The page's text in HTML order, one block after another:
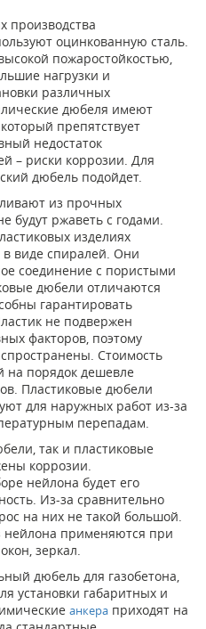
производства
оцинкованную сталь.
пожаростойкостью,
нагрузки и
различных
дюбеля имеют
препятствует
недостаток
– риски коррозии. Для
дюбель подойдет.
из прочных
будут ржаветь с годами.
изделиях
виде спиралей. Они
соединение с пористыми
дюбели отличаются
гарантировать
не подвержен
факторов, поэтому
Стоимость
на порядок дешевле
Пластиковые дюбели
для наружных работ из-за
перепадам.
так и пластиковые
коррозии.
нейлона будет его
Из-за сравнительно
на них не такой большой.
применяются при
зеркал.
дюбель для газобетона,
установки габаритных и
анкера приходят на